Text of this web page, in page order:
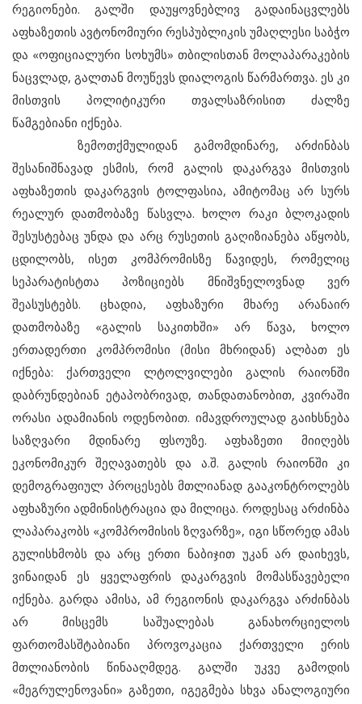
რეგიონები. გალში დაუყოვნებლივ გადაინაცვლებს
აფხაზეთის ავტონომიური რესპუბლიკის უმაღლესი საბჭო
და «ოფიციალური სოხუმს» თბილისთან მოლაპარაკების
ნაცვლად, გალთან მოუწევს დიალოგის წარმართვა. ეს კი
მისთვის პოლიტიკური თვალსაზრისით ძალზე
წამგებიანი იქნება.
ზემოთქმულიდან გამომდინარე, არძინბას
შესანიშნავად ესმის, რომ გალის დაკარგვა მისთვის
აფხაზეთის დაკარგვის ტოლფასია, ამიტომაც არ სურს
რეალურ დათმობაზე წასვლა. ხოლო რაკი ბლოკადის
შესუსტებაც უნდა და არც რუსეთის გაღიზიანება აწყობს,
ცდილობს, ისეთ კომპრომისზე წავიდეს, რომელიც
სეპარატისტთა პოზიციებს მნიშვნელოვნად ვერ
შეასუსტებს. ცხადია, აფხაზური მხარე არანაირ
დათმობაზე «გალის საკითხში» არ წავა, ხოლო
ერთადერთი კომპრომისი (მისი მხრიდან) ალბათ ეს
იქნება: ქართველი ლტოლვილები გალის რაიონში
დაბრუნდებიან ეტაპობრივად, თანდათანობით, კვირაში
ორასი ადამიანის ოდენობით. იმავდროულად გაიხსნება
საზღვარი მდინარე ფსოუზე. აფხაზეთი მიიღებს
ეკონომიკურ შეღავათებს და ა.შ. გალის რაიონში კი
დემოგრაფიულ პროცესებს მთლიანად გააკონტროლებს
აფხაზური ადმინისტრაცია და მილიცა. როდესაც არძინბა
ლაპარაკობს «კომპრომისის ზღვარზე», იგი სწორედ ამას
გულისხმობს და არც ერთი ნაბიჯით უკან არ დაიხევს,
ვინაიდან ეს ყველაფრის დაკარგვის მომასწავებელი
იქნება. გარდა ამისა, ამ რეგიონის დაკარგვა არძინბას
არ მისცემს საშუალებას განახორციელოს
ფართომასშტაბიანი პროვოკაცია ქართველი ერის
მთლიანობის წინააღმდეგ. გალში უკვე გამოდის
«მეგრულენოვანი» გაზეთი, იგეგმება სხვა ანალოგიური